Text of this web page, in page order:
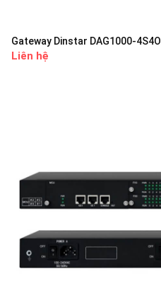
Gateway Dinstar DAG1000-4S4O
Liên hệ